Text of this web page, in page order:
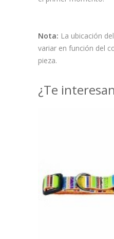
Nota: La ubicación
variar en función del
pieza.
¿Te